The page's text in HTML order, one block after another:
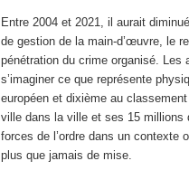
Entre 2004 et 2021, il aurait
de gestion de la main-d’œuvre, le
pénétration du crime organisé.
s’imaginer ce que représente
européen et dixième au
ville dans la ville et ses 15 millions
forces de l’ordre dans un contexte
plus que jamais de mise.